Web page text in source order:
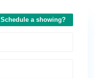
Schedule a showing?